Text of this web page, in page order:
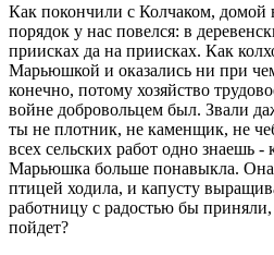
Как покончили с Колчаком, домой
порядок у нас повелся: в
приисках да на приисках. Как
Марьюшкой и оказались ни при
конечно, потому хозяйство
войне добровольцем был. Звали
ты не плотник, не каменщик, не
всех сельских работ одно знаешь -
Марьюшка больше понавыкла. Она
птицей ходила, и капусту
работницу с радостью бы приняли,
пойдет?